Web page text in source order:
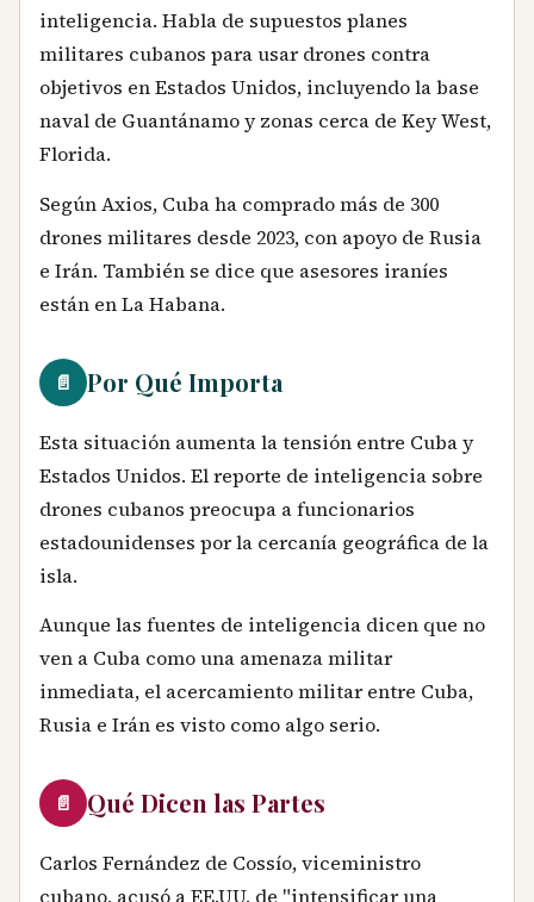
inteligencia. Habla de supuestos planes
militares cubanos para usar drones contra
objetivos en Estados Unidos, incluyendo la base
naval de Guantánamo y zonas cerca de Key West,
Florida.
Según Axios, Cuba ha comprado más de 300
drones militares desde 2023, con apoyo de Rusia
e Irán. También se dice que asesores iraníes
están en La Habana.
📄 Por Qué Importa
Esta situación aumenta la tensión entre Cuba y
Estados Unidos. El reporte de inteligencia sobre
drones cubanos preocupa a funcionarios
estadounidenses por la cercanía geográfica de la
isla.
Aunque las fuentes de inteligencia dicen que no
ven a Cuba como una amenaza militar
inmediata, el acercamiento militar entre Cuba,
Rusia e Irán es visto como algo serio.
📄 Qué Dicen las Partes
Carlos Fernández de Cossío, viceministro
cubano, acusó a EE.UU. de "intensificar una